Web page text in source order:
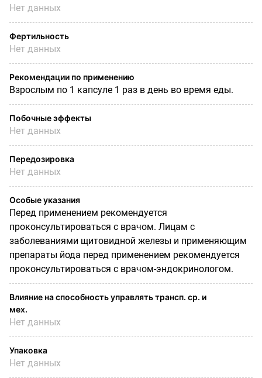
Нет данных
Фертильность
Нет данных
Рекомендации по применению
Взрослым по 1 капсуле 1 раз в день во время еды.
Побочные эффекты
Нет данных
Передозировка
Нет данных
Особые указания
Перед применением рекомендуется
проконсультироваться с врачом. Лицам с
заболеваниями щитовидной железы и применяющим
препараты йода перед применением рекомендуется
проконсультироваться с врачом-эндокринологом.
Влияние на способность управлять трансп. ср. и
мех.
Нет данных
Упаковка
Нет данных